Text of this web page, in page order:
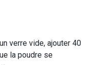
verre vide, ajouter 40
la poudre se